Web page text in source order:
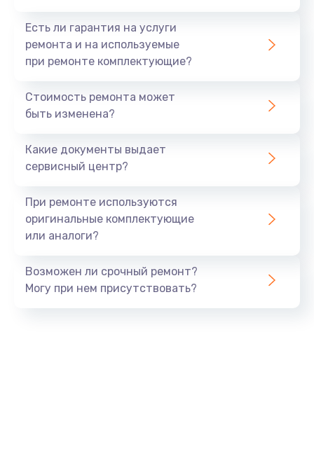
Есть ли гарантия на услуги
ремонта и на используемые
при ремонте комплектующие?
Стоимость ремонта может
быть изменена?
Какие документы выдает
сервисный центр?
При ремонте используются
оригинальные комплектующие
или аналоги?
Возможен ли срочный ремонт?
Могу при нем присутствовать?